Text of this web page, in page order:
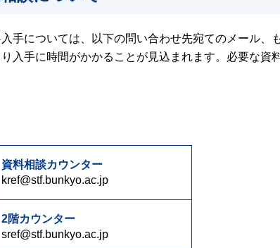
手については、以下の問い合わせ先宛てのメール、
入手に時間がかかることが見込まれます。必要な資
資料相談カウンター
kref@stf.bunkyo.ac.jp
2階カウンター
sref@stf.bunkyo.ac.jp